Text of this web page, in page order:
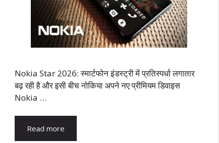
Nokia Star 2026: स्मार्टफोन इंडस्ट्री में प्रतिस्पर्धा लगातार
बढ़ रही है और इसी बीच नोकिया अपने नए प्रीमियम डिवाइस
Nokia …
Read more